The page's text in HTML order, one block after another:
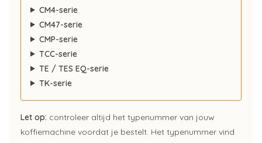
CM4-serie
CM47-serie
CMP-serie
TCC-serie
TE / TES EQ-serie
TK-serie
Let op: controleer altijd het typenummer van jouw
koffiemachine voordat je bestelt. Het typenummer vind